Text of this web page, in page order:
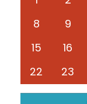
8
9
15
16
22
23